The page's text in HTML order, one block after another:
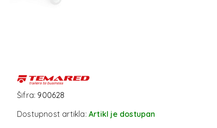
Šifra: 900628
Dostupnost artikla: Artikl je dostupan